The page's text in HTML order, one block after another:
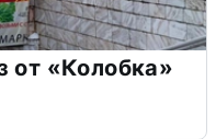
от «Колобка»